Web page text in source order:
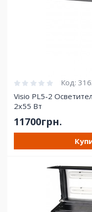
Код:
Visio PL5-2
2х55 Вт
11700грн.